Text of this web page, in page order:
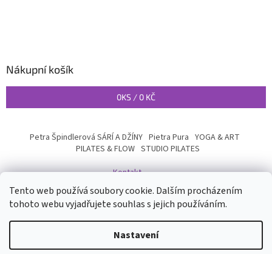
Tento web používá soubory cookie. Dalším procházením
tohoto webu vyjadřujete souhlas s jejich používáním.
Nastavení
Nákupní košík
0KS / 0 KČ
Petra Špindlerová SÁRÍ A DŽÍNY Pietra Pura YOGA & ART
PILATES & FLOW STUDIO PILATES
Kontakt